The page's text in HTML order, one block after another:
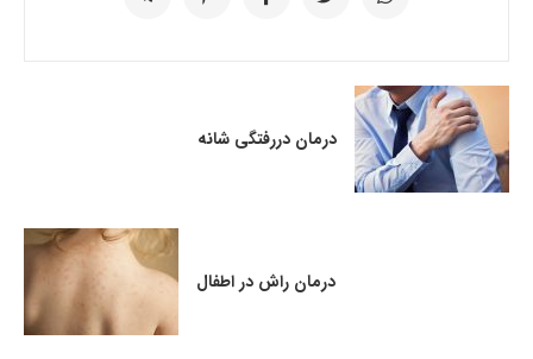
درمان دررفتگی شانه
درمان راش در اطفال